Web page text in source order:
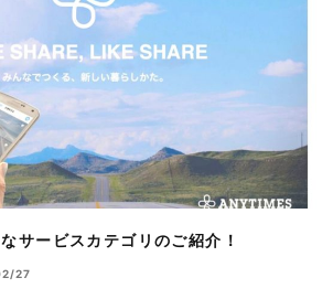
サービスカテゴリのご紹介！
27